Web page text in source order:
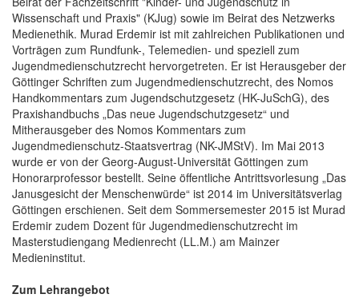
Wissenschaft und Praxis" (KJug) sowie im Beirat des Netzwerks
Medienethik. Murad Erdemir ist mit zahlreichen Publikationen und
Vorträgen zum Rundfunk-, Telemedien- und speziell zum
Jugendmedienschutzrecht hervorgetreten. Er ist Herausgeber der
Göttinger Schriften zum Jugendmedienschutzrecht, des Nomos
Handkommentars zum Jugendschutzgesetz (HK-JuSchG), des
Praxishandbuchs „Das neue Jugendschutzgesetz“ und
Mitherausgeber des Nomos Kommentars zum
Jugendmedienschutz-Staatsvertrag (NK-JMStV). Im Mai 2013
wurde er von der Georg-August-Universität Göttingen zum
Honorarprofessor bestellt. Seine öffentliche Antrittsvorlesung „Das
Janusgesicht der Menschenwürde“ ist 2014 im Universitätsverlag
Göttingen erschienen. Seit dem Sommersemester 2015 ist Murad
Erdemir zudem Dozent für Jugendmedienschutzrecht im
Masterstudiengang Medienrecht (LL.M.) am Mainzer
Medieninstitut.
Zum Lehrangebot